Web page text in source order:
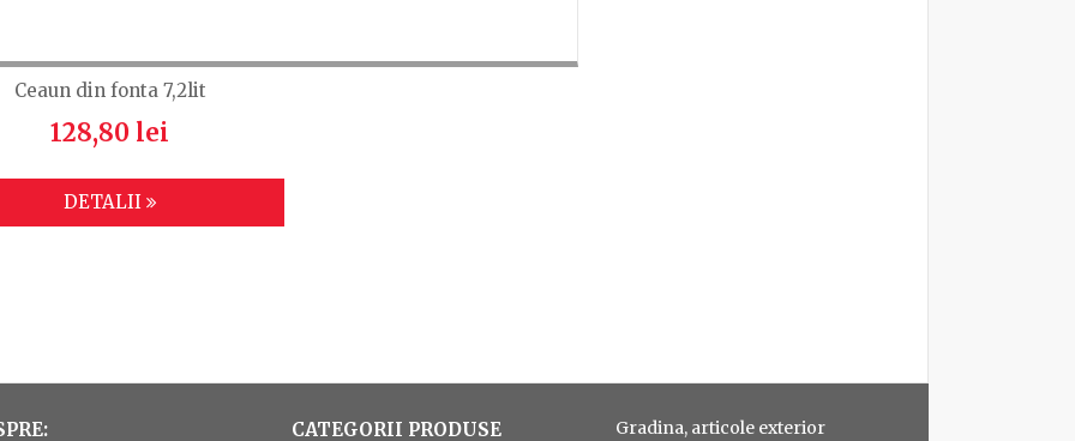
Ceaun din fonta 7,2lit
128,80 lei
DETALII
CATEGORII PRODUSE Gradina, articole exterior